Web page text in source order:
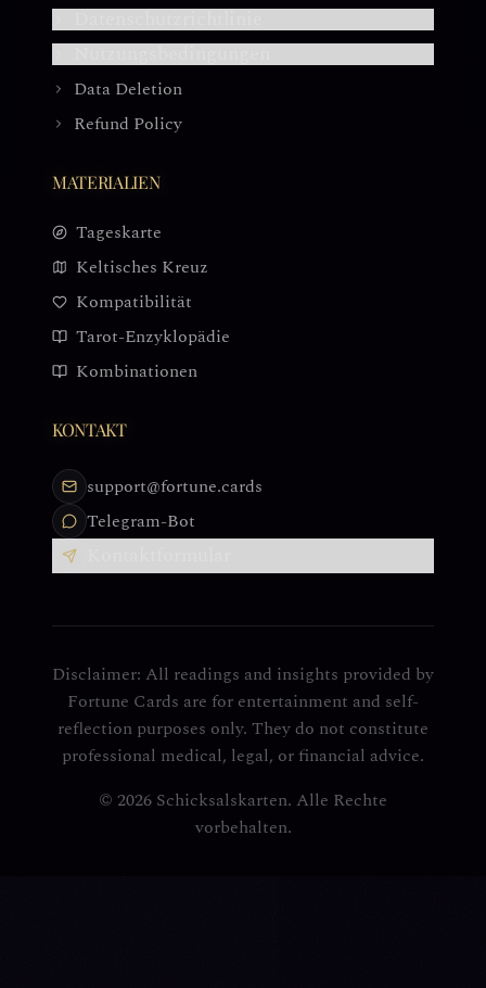
Data Deletion
Refund Policy
MATERIALIEN
Tageskarte
Keltisches Kreuz
Kompatibilität
Tarot-Enzyklopädie
Kombinationen
KONTAKT
support@fortune.cards
Telegram-Bot
Disclaimer: All readings and insights provided by
Fortune Cards are for entertainment and self-
reflection purposes only. They do not constitute
professional medical, legal, or financial advice.
© 2026 Schicksalskarten. Alle Rechte
vorbehalten.